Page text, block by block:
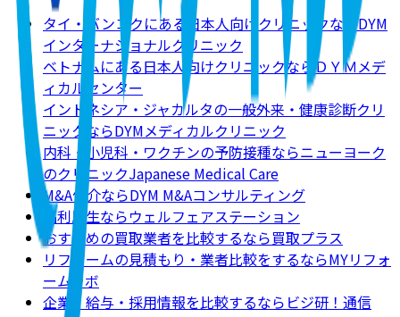
タイ・バンコクにある日本人向けクリニックならDYM
インターナショナルクリニック
ベトナムにある日本人向けクリニックならＤＹＭメデ
ィカルセンター
インドネシア・ジャカルタの一般外来・健康診断クリ
ニックならDYMメディカルクリニック
内科・小児科・ワクチンの予防接種ならニューヨーク
のクリニックJapanese Medical Care
M&A仲介ならDYM M&Aコンサルティング
福利厚生ならウェルフェアステーション
おすすめの買取業者を比較するなら買取プラス
リフォームの見積もり・業者比較をするならMYリフォ
ームラボ
企業・給与・採用情報を比較するならビジ研！通信